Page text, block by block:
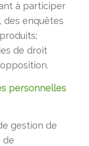
à participer
des enquêtes
de droit
personnelles
gestion de
de